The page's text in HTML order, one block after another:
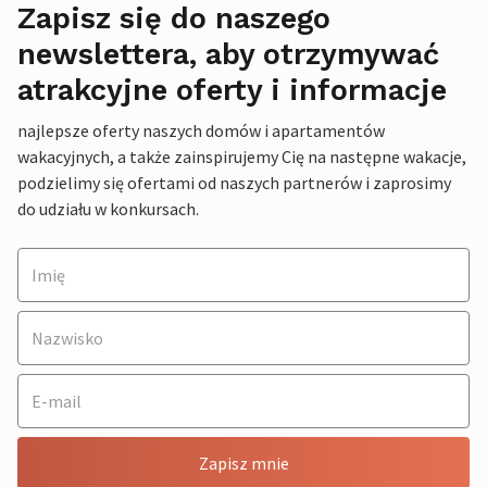
Zapisz się do naszego
newslettera, aby otrzymywać
atrakcyjne oferty i informacje
najlepsze oferty naszych domów i apartamentów
wakacyjnych, a także zainspirujemy Cię na następne wakacje,
podzielimy się ofertami od naszych partnerów i zaprosimy
do udziału w konkursach.
Zapisz mnie